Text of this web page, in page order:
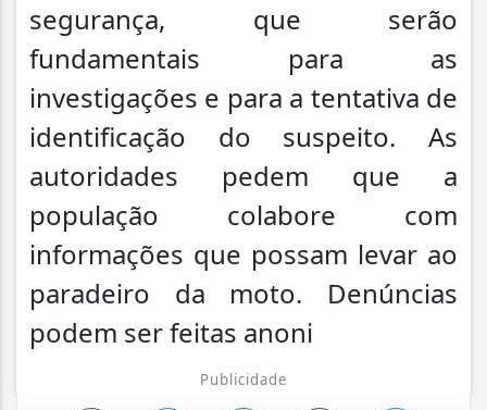
segurança, que serão
fundamentais para as
investigações e para a tentativa de
identificação do suspeito. As
autoridades pedem que a
população colabore com
informações que possam levar ao
paradeiro da moto. Denúncias
podem ser feitas anoni
Publicidade